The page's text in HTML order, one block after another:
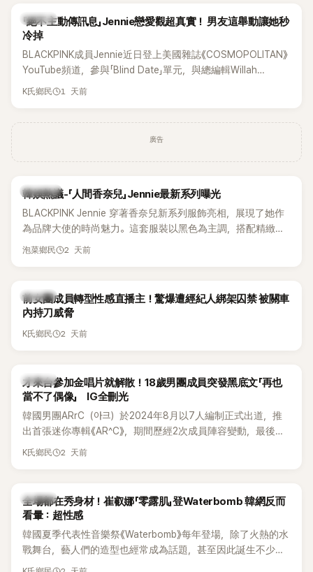
K-POP
「絕不主動傳訊息」Jennie戀愛觀超真實！ 男友這舉動讓她秒
冷掉
BLACKPINK成員Jennie近日登上美國雜誌《COSMOPOLITAN》
YouTube頻道，參與「Blind Date」單元，與總編輯Willah
Bennett大聊感情話題，從挑選約會對象、聯絡方式，到第一次
K氏鄉民 1 天前
廣告
熱議討論
韓娛熱議-「人間香奈兒」Jennie最新系列曝光
BLACKPINK Jennie 穿著香奈兒新系列服飾亮相，展現了她作
為品牌大使的時尚魅力。這套服裝以黑色為主調，搭配精緻的
細節，完美襯托出 Jennie 的優雅氣質。
泡菜鄉民 2 天前
K-POP
前女團成員轉型性感直播主！驚爆遭經紀人綁架囚禁 被關車
內持刀威脅
K氏鄉民 2 天前
K-POP
才來台參加金唱片就解散！18歲男團成員突發黑底文「再也
當不了偶像」 IG全刪光
韓國男團ARrC（아크）於2024年8月以7人編制正式出道，推
出首張迷你專輯《AR^C》，期間歷經2次成員陣容變動，最後一
張作品則是2025年11月推出的〈Skiid〉。沒想到出道不到2年，
當錯愕。
K氏鄉民 2 天前
K-POP
全場都在秀身材！崔叡娜「零露肌」登Waterbomb 韓網反而
看暈：超性感
韓國夏季代表性音樂祭《Waterbomb》每年登場，除了火熱的水
戰舞台，藝人們的造型也經常成為話題，甚至因此誕生不少
「Waterbomb女神」、「Waterbomb男神」。過去包括泫雅、宣